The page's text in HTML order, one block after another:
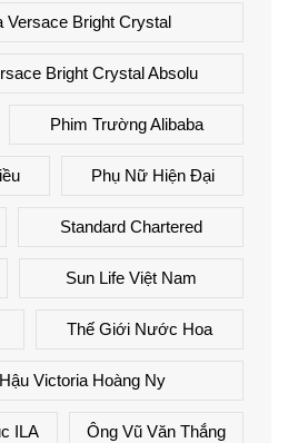
Versace Bright Crystal
Bright Crystal Absolu
Phim Trường Alibaba
Phụ Nữ Hiện Đại
Standard Chartered
Sun Life Việt Nam
Thế Giới Nước Hoa
Victoria Hoàng Ny
ILA Ông Vũ Văn Thắng